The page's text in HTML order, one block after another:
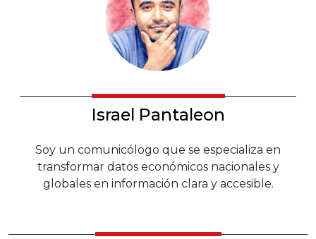
Israel Pantaleon
Soy un comunicólogo que se especializa en
transformar datos económicos nacionales y
globales en información clara y accesible.